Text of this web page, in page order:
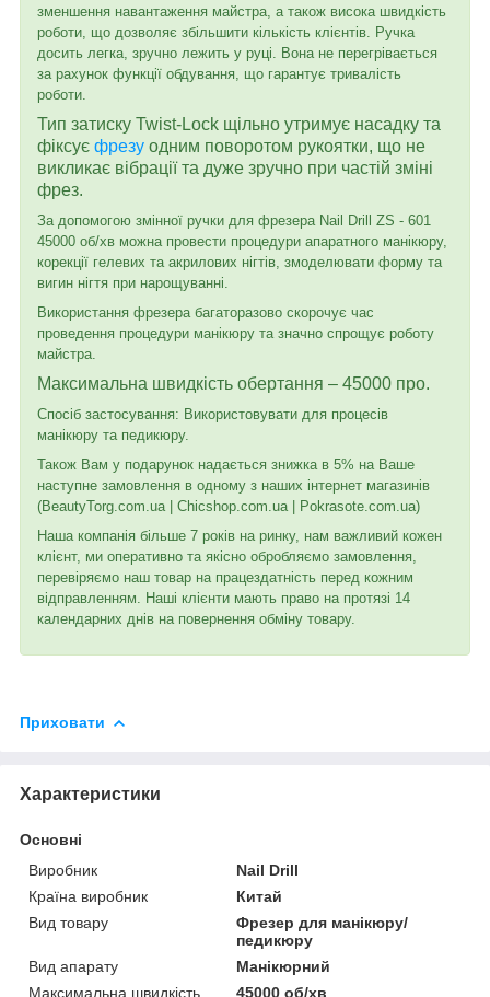
зменшення навантаження майстра, а також висока швидкість
роботи, що дозволяє збільшити кількість клієнтів. Ручка
досить легка, зручно лежить у руці. Вона не перегрівається
за рахунок функції обдування, що гарантує тривалість
роботи.
Тип затиску Twist-Lock щільно утримує насадку та
фіксує фрезу одним поворотом рукоятки, що не
викликає вібрації та дуже зручно при частій зміні
фрез.
За допомогою змінної ручки для фрезера Nail Drill ZS - 601
45000 об/хв можна провести процедури апаратного манікюру,
корекції гелевих та акрилових нігтів, змоделювати форму та
вигин нігтя при нарощуванні.
Використання фрезера багаторазово скорочує час
проведення процедури манікюру та значно спрощує роботу
майстра.
Максимальна швидкість обертання – 45000 про.
Спосіб застосування: Використовувати для процесів
манікюру та педикюру.
Також Вам у подарунок надається знижка в 5% на Ваше
наступне замовлення в одному з наших інтернет магазинів
(BeautyTorg.com.ua | Chicshop.com.ua | Pokrasote.com.ua)
Наша компанія більше 7 років на ринку, нам важливий кожен
клієнт, ми оперативно та якісно обробляємо замовлення,
перевіряємо наш товар на працездатність перед кожним
відправленням. Наші клієнти мають право на протязі 14
календарних днів на повернення обміну товару.
Приховати
Характеристики
Основні
Виробник
Nail Drill
Країна виробник
Китай
Вид товару
Фрезер для манікюру/
педикюру
Вид апарату
Манікюрний
Максимальна швидкість
45000 об/хв